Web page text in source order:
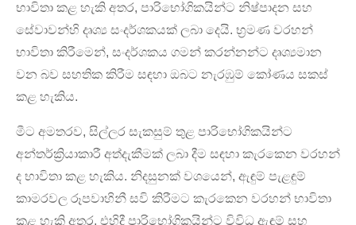
භාවිතා කළ හැකි අතර, පාරිභෝගිකයින්ට නිෂ්පාදන සහ
සේවාවන්හි දෘශ්‍ය සංදර්ශකයක් ලබා දෙයි. භ්‍රමණ වරහන්
භාවිතා කිරීමෙන්, සංදර්ශකය ගමන් කරන්නන්ට දෘශ්‍යමාන
වන බව සහතික කිරීම සඳහා ඔබට නැරඹුම් කෝණය සකස්
කළ හැකිය.
මීට අමතරව, සිල්ලර සැකසුම් තුළ පාරිභෝගිකයින්ට
අන්තර්ක්‍රියාකාරී අත්දැකීමක් ලබා දීම සඳහා කැරකෙන වරහන්
ද භාවිතා කළ හැකිය. නිදසුනක් වශයෙන්, ඇඳුම් පැළඳුම්
කාමරවල රූපවාහිනී සවි කිරීමට කැරකෙන වරහන් භාවිතා
කළ හැකි අතර, එහිදී පාරිභෝගිකයින්ට විවිධ ඇඳුම් සහ